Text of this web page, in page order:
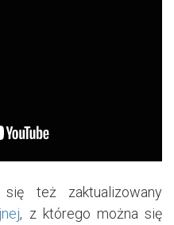
też zaktualizowany
, z którego można się